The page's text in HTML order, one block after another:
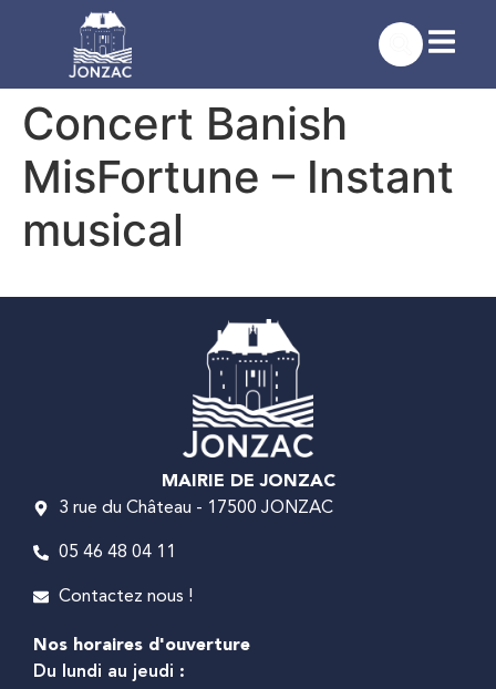
Concert Banish
MisFortune – Instant
musical
MAIRIE DE JONZAC
3 rue du Château - 17500 JONZAC
05 46 48 04 11
Contactez nous !
Nos horaires d'ouverture
Du lundi au jeudi :